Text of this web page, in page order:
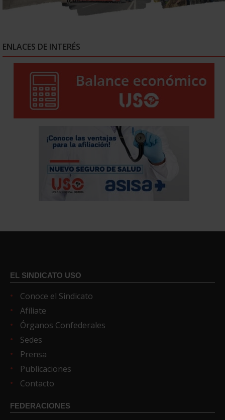
ENLACES DE INTERÉS
EL SINDICATO USO
Conoce el Sindicato
Afíliate
Órganos Confederales
Sedes
Prensa
Publicaciones
Contacto
FEDERACIONES